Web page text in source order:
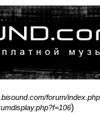
forum/index.php
)